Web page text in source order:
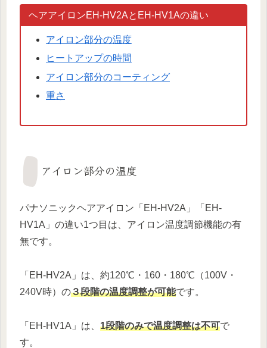
ヘアアイロンEH-HV2AとEH-HV1Aの違い
アイロン部分の温度
ヒートアップの時間
アイロン部分のコーティング
重さ
アイロン部分の温度
パナソニックヘアアイロン「EH-HV2A」「EH-
HV1A」の違い1つ目は、アイロン温度調節機能の有
無です。
「EH-HV2A」は、約120℃・160・180℃（100V・
240V時）の３段階の温度調整が可能です。
「EH-HV1A」は、 1段階のみで温度調整は不可で
す。